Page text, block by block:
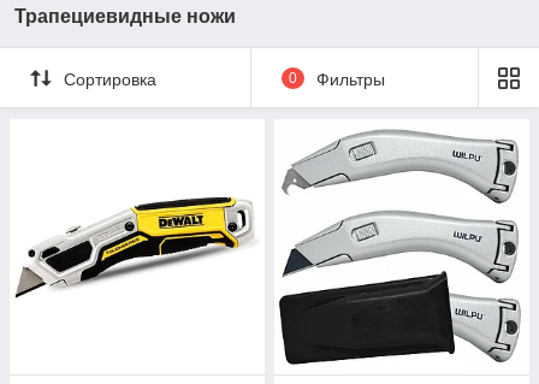
Трапециевидные ножи
Сортировка 0 Фильтры